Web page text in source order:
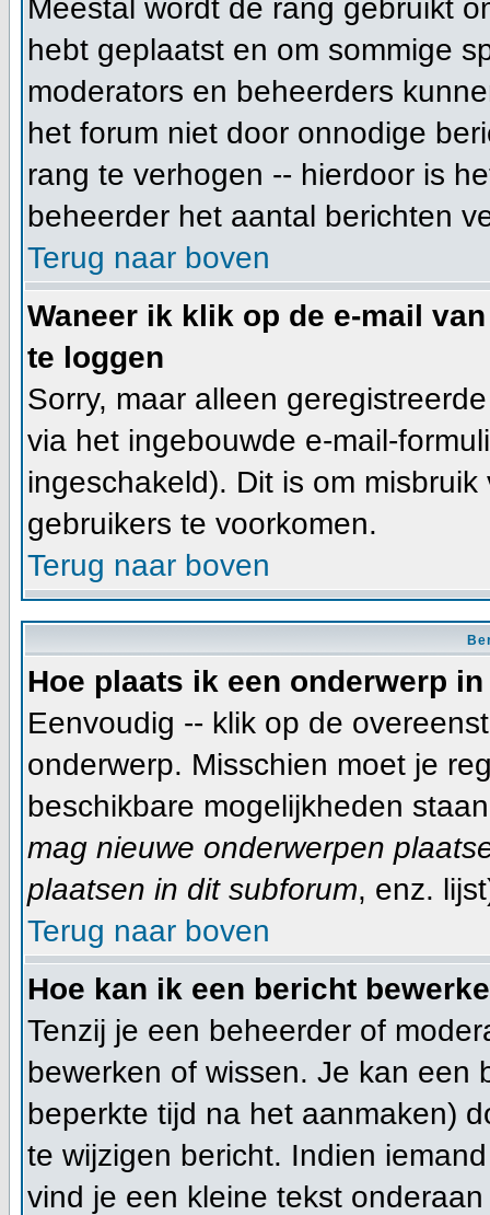
Meestal wordt de rang gebruikt
hebt geplaatst en om sommige
moderators en beheerders
het forum niet door onnodige
rang te verhogen -- hierdoor is
beheerder het aantal berichten
Terug naar boven
Waneer ik klik op de e-mail
te loggen
Sorry, maar alleen
via het ingebouwde e-mail-
ingeschakeld). Dit is om
gebruikers te voorkomen.
Terug naar boven
Hoe plaats ik een onderwerp
Eenvoudig -- klik op de
onderwerp. Misschien moet je
beschikbare mogelijkheden
mag nieuwe onderwerpen
plaatsen in dit subforum, enz.
Terug naar boven
Hoe kan ik een bericht
Tenzij je een beheerder of
bewerken of wissen. Je kan een
beperkte tijd na het aanmaken)
te wijzigen bericht. Indien
vind je een kleine tekst